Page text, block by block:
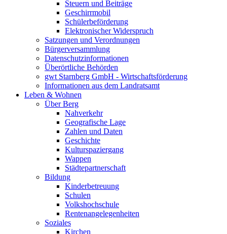
Steuern und Beiträge
Geschirrmobil
Schülerbeförderung
Elektronischer Widerspruch
Satzungen und Verordnungen
Bürgerversammlung
Datenschutzinformationen
Überörtliche Behörden
gwt Starnberg GmbH - Wirtschaftsförderung
Informationen aus dem Landratsamt
Leben & Wohnen
Über Berg
Nahverkehr
Geografische Lage
Zahlen und Daten
Geschichte
Kulturspaziergang
Wappen
Städtepartnerschaft
Bildung
Kinderbetreuung
Schulen
Volkshochschule
Rentenangelegenheiten
Soziales
Kirchen